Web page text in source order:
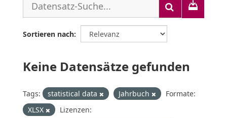
Sortieren nach
Keine Datensätze gefunden
Tags: statistical data Jahrbuch
Formate:
XLSX
Lizenzen: